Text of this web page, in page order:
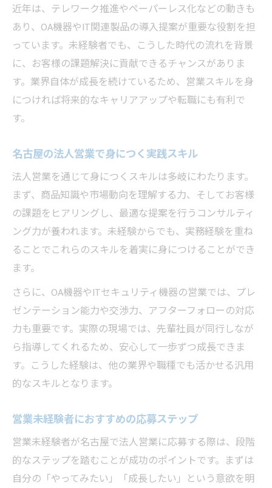
近年は、テレワーク推進やペーパーレス化などの動きも
あり、OA機器やIT関連製品の導入提案が重要な役割を担
っています。未経験者でも、こうした時代の流れを背景
に、お客様の課題解決に貢献できるチャンスがありま
す。業界自体が成長を続けているため、営業スキルを身
につければ将来的なキャリアアップや転職にも有利で
す。
名古屋の法人営業で身につく実践スキル
法人営業を通じて身につくスキルは多岐にわたります。
まず、商品知識や市場動向を理解する力、そしてお客様
の課題をヒアリングし、最適な提案を行うコンサルティ
ング力が養われます。未経験からでも、実務経験を重ね
ることでこれらのスキルを着実に身につけることができ
ます。
さらに、OA機器やITセキュリティ機器の営業では、プレ
ゼンテーション能力や交渉力、アフターフォローの対応
力も重要です。実際の現場では、先輩社員が同行しなが
ら指導してくれるため、安心して一歩ずつ成長できま
す。こうした経験は、他の業界や職種でも活かせる汎用
的なスキルとなります。
営業未経験者におすすめの応募ステップ
営業未経験者が名古屋で法人営業に応募する際は、段階
的なステップを踏むことが成功のポイントです。まずは
自分の「やってみたい」「成長したい」という意欲を明